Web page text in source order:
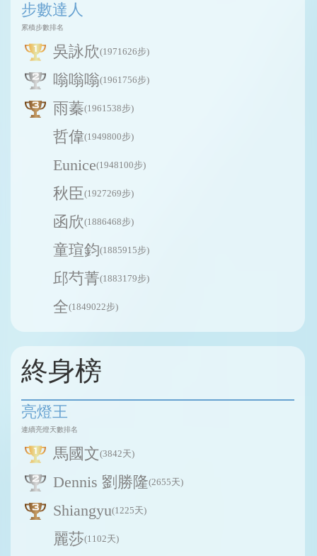
步數達人
累積步數排名
吳詠欣(1971626步)
嗡嗡嗡(1961756步)
雨蓁(1961538步)
哲偉(1949800步)
Eunice(1948100步)
秋臣(1927269步)
函欣(1886468步)
童瑄鈞(1885915步)
邱芍菁(1883179步)
全(1849022步)
終身榜
亮燈王
連續亮燈天數排名
馬國文(3842天)
Dennis 劉勝隆(2655天)
Shiangyu(1225天)
麗莎(1102天)